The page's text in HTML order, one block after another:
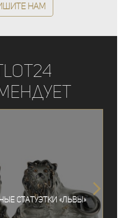
нам
статуэтки «Львы»